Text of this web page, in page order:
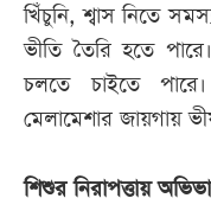
খিঁচুনি, শ্বাস নিতে
ভীতি তৈরি হতে
চলতে চাইতে
মেলামেশার জায়গায়
শিশুর নিরাপত্তায়